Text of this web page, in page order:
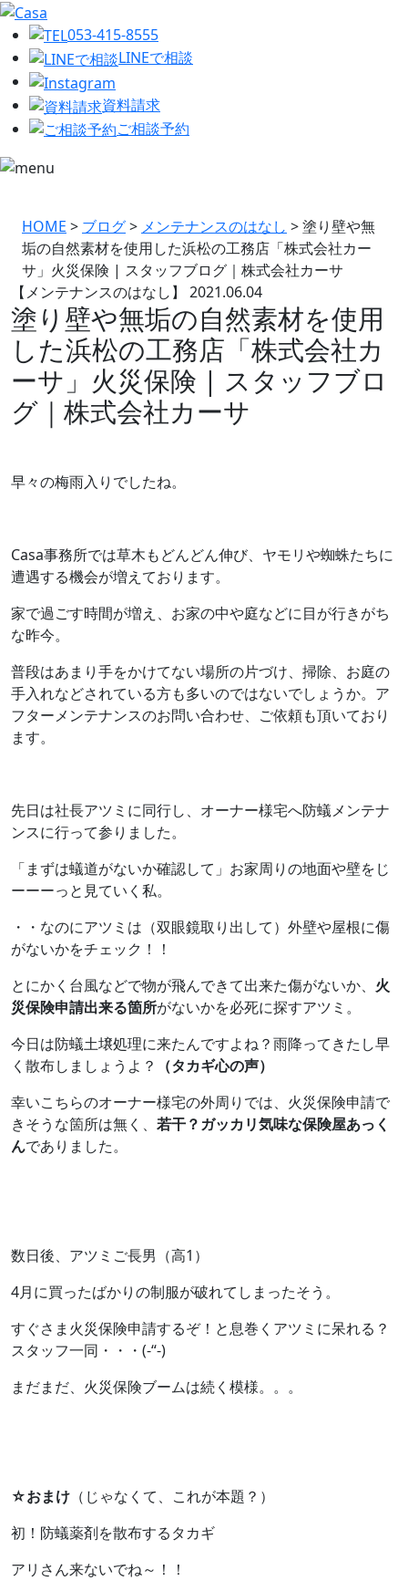
053-415-8555
LINEで相談
資料請求
ご相談予約
HOME > ブログ> メンテナンスのはなし >塗り壁や無
垢の自然素材を使用した浜松の工務店「株式会社カー
サ」火災保険 | スタッフブログ｜株式会社カーサ
【メンテナンスのはなし】 2021.06.04
塗り壁や無垢の自然素材を使用
した浜松の工務店「株式会社カ
ーサ」火災保険 | スタッフブロ
グ｜株式会社カーサ
早々の梅雨入りでしたね。
Casa事務所では草木もどんどん伸び、ヤモリや蜘蛛たちに
遭遇する機会が増えております。
家で過ごす時間が増え、お家の中や庭などに目が行きがち
な昨今。
普段はあまり手をかけてない場所の片づけ、掃除、お庭の
手入れなどされている方も多いのではないでしょうか。ア
フターメンテナンスのお問い合わせ、ご依頼も頂いており
ます。
先日は社長アツミに同行し、オーナー様宅へ防蟻メンテナ
ンスに行って参りました。
「まずは蟻道がないか確認して」お家周りの地面や壁をじ
ーーーっと見ていく私。
・・なのにアツミは（双眼鏡取り出して）外壁や屋根に傷
がないかをチェック！！
とにかく台風などで物が飛んできて出来た傷がないか、 火
災保険申請出来る箇所がないかを必死に探すアツミ。
今日は防蟻土壌処理に来たんですよね？雨降ってきたし早
く散布しましょうよ？
（タカギ心の声）
幸いこちらのオーナー様宅の外周りでは、火災保険申請で
きそうな箇所は無く、 若干？ガッカリ気味な保険屋あっく
んでありました。
数日後、アツミご長男（高1）
4月に買ったばかりの制服が破れてしまったそう。
すぐさま火災保険申請するぞ！と息巻くアツミに呆れる？
スタッフ一同・・・(-“-)
まだまだ、火災保険ブームは続く模様。。。
☆おまけ （じゃなくて、これが本題？）
初！防蟻薬剤を散布するタカギ
アリさん来ないでね～！！